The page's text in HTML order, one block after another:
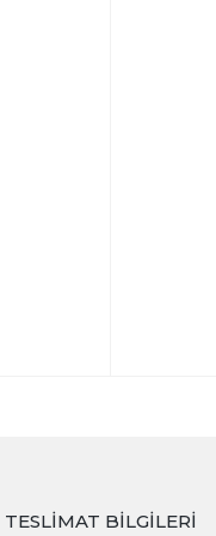
TESLIMAT BILGILERI